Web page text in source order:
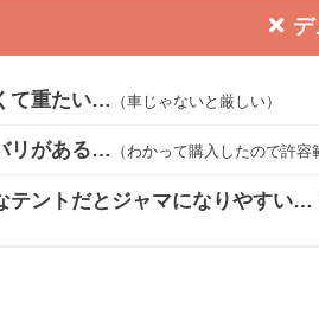
デ
て重たい… （車じゃないと厳しい）
リがある… （わかって購入したので許容
テントだとジャマになりやすい…